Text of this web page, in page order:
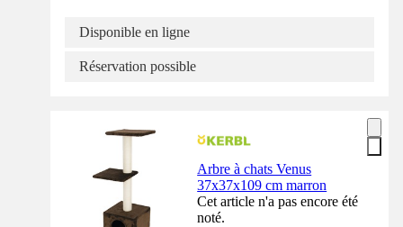
Disponible en ligne
Réservation possible
Arbre à chats Venus
37x37x109 cm marron
Cet article n'a pas encore été
noté.